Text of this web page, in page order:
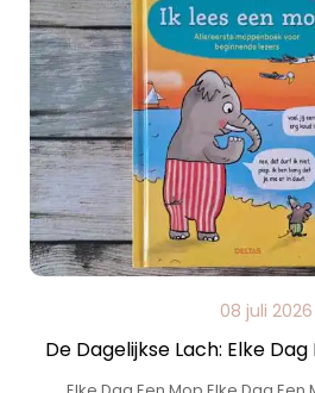
08 juli 2026
De Dagelijkse Lach: Elke